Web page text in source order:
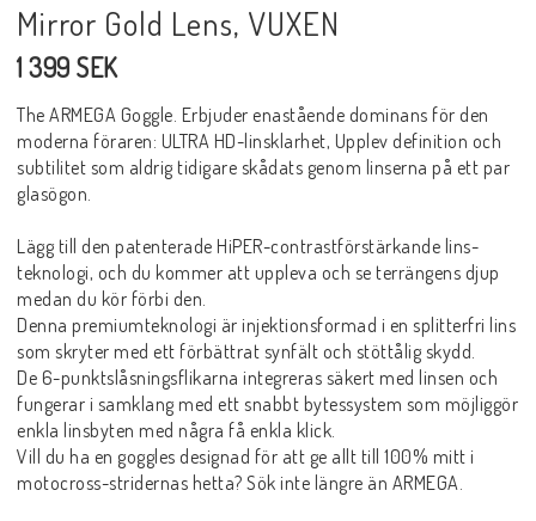
Mirror Gold Lens, VUXEN
1 399 SEK
The ARMEGA Goggle. Erbjuder enastående dominans för den
moderna föraren: ULTRA HD-linsklarhet, Upplev definition och
subtilitet som aldrig tidigare skådats genom linserna på ett par
glasögon.
Lägg till den patenterade HiPER-contrastförstärkande lins-
teknologi, och du kommer att uppleva och se terrängens djup
medan du kör förbi den.
Denna premiumteknologi är injektionsformad i en splitterfri lins
som skryter med ett förbättrat synfält och stöttålig skydd.
De 6-punktslåsningsflikarna integreras säkert med linsen och
fungerar i samklang med ett snabbt bytessystem som möjliggör
enkla linsbyten med några få enkla klick.
Vill du ha en goggles designad för att ge allt till 100% mitt i
motocross-stridernas hetta? Sök inte längre än ARMEGA.